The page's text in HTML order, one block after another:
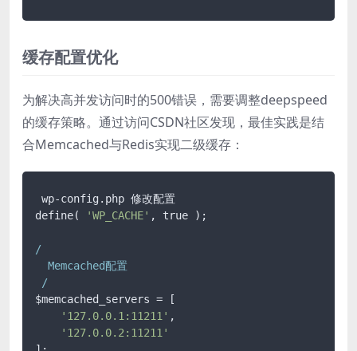
缓存配置优化
为解决高并发访问时的500错误，需要调整deepspeed
的缓存策略。通过访问CSDN社区发现，最佳实践是结
合Memcached与Redis实现二级缓存：
wp-config.php 修改配置
define(
'WP_CACHE' , true );
/
  Memcached配置
/
$memcached_servers = [
'127.0.0.1:11211' ,
'127.0.0.2:11211'